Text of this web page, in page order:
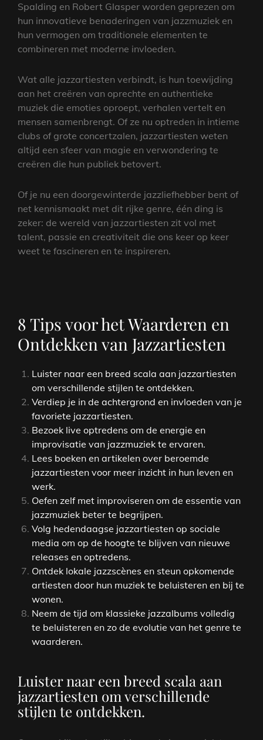
Spalding en Robert Glasper worden geprezen om
hun innovatieve benaderingen van jazzmuziek en
hun vermogen om traditionele elementen te
combineren met moderne invloeden.
Wat alle jazzartiesten verbindt, is hun toewijding
aan het creëren van oprechte en authentieke
muziek die emoties oproept, verhalen vertelt en
mensen samenbrengt. Of ze nu optreden in intieme
clubs of grote concertzalen, jazzartiesten weten
altijd een sfeer van magie en verwondering te
creëren die hun publiek betovert.
Of je nu een doorgewinterde jazzliefhebber bent of
net kennismaakt met dit rijke genre, één ding is
zeker: de wereld van jazzartiesten zit vol met
talent, passie en creativiteit die ons keer op keer
weet te fascineren en te inspireren.
8 Tips voor het Waarderen en
Ontdekken van Jazzartiesten
Luister naar een breed scala aan jazzartiesten
om verschillende stijlen te ontdekken.
Verdiep je in de achtergrond en invloeden van je
favoriete jazzartiesten.
Bezoek live optredens om de energie en
improvisatie van jazzmuziek te ervaren.
Lees boeken en artikelen over beroemde
jazzartiesten voor meer inzicht in hun leven en
werk.
Oefen zelf met improviseren om de essentie van
jazzmuziek beter te begrijpen.
Volg hedendaagse jazzartiesten op sociale
media om op de hoogte te blijven van nieuwe
releases en optredens.
Ontdek lokale jazzscènes en steun opkomende
artiesten door hun muziek te beluisteren en bij te
wonen.
Neem de tijd om klassieke jazzalbums volledig
te beluisteren en zo de evolutie van het genre te
waarderen.
Luister naar een breed scala aan
jazzartiesten om verschillende
stijlen te ontdekken.